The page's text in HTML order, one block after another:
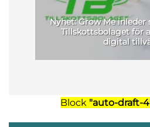
Nyhet: Grow Me inleder
Tillskottsbolaget för
digital
Block "auto-draft-